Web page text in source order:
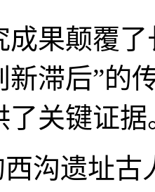
颠覆了
新滞后”的
了关键证据
沟遗址古